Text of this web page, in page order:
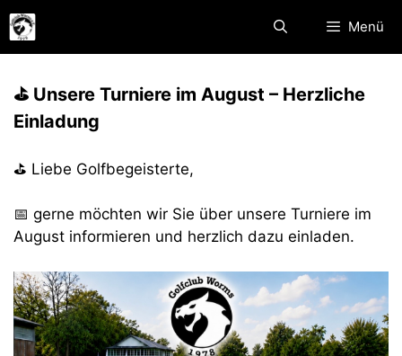
Zum
Inhalt
springen
Menü
⛳ Unsere Turniere im August – Herzliche
Einladung
⛳ Liebe Golfbegeisterte,
📅 gerne möchten wir Sie über unsere Turniere im
August informieren und herzlich dazu einladen.